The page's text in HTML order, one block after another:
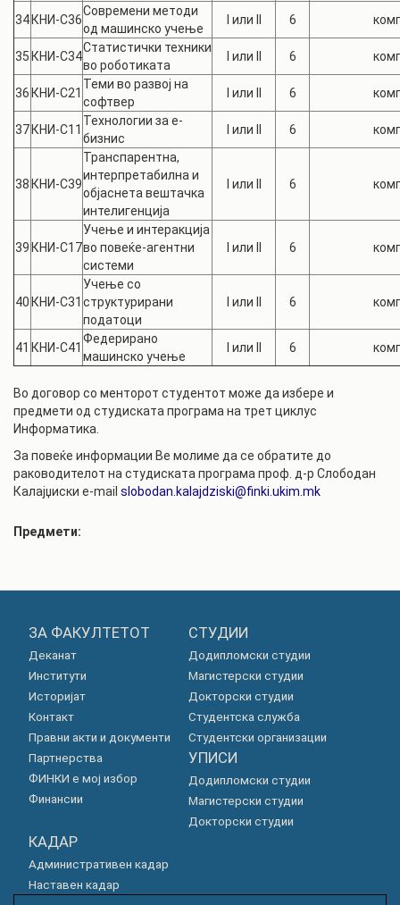
34 КНИ-С36
Современи методи
од машинско учење
I или II 6
35 КНИ-С34
Статистички техники
во роботиката
I или II 6
36 КНИ-С21
Теми во развој на
софтвер
I или II 6
37 КНИ-С11
Технологии за е-
бизнис
I или II 6
38 КНИ-С39
Транспарентна,
интерпретабилна и
објаснета вештачка
интелигенција
I или II 6
39 КНИ-С17
Учење и интеракција
во повеќе-агентни
системи
I или II 6
40 КНИ-С31
Учење со
структурирани
податоци
I или II 6
41 КНИ-С41
Федерирано
машинско учење
I или II 6
Во договор со менторот студентот може да избере и
предмети од студиската програма на трет циклус
Информатика.
За повеќе информации Ве молиме да се обратите до
раководителот на студиската програма проф. д-р Слободан
Калајџиски e-mail slobodan.kalajdziski@finki.ukim.mk
Предмети:
ЗА ФАКУЛТЕТОТ
Деканат
Институти
Историјат
Контакт
Правни акти и документи
Партнерства
ФИНКИ е мој избор
Финансии
СТУДИИ
Додипломски студии
Магистерски студии
Докторски студии
Студентска служба
Студентски организации
УПИСИ
Додипломски студии
Магистерски студии
Докторски студии
КАДАР
Административен кадар
Наставен кадар